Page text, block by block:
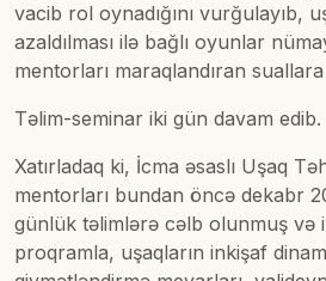
vacib rol oynadığını vurğulayıb,
azaldılması ilə bağlı oyunlar
mentorları maraqlandıran
Təlim-seminar iki gün davam edib.
Xatırladaq ki, İcma əsaslı Uşaq
mentorları bundan öncə dekabr
günlük təlimlərə cəlb olunmuş və
proqramla, uşaqların inkişaf